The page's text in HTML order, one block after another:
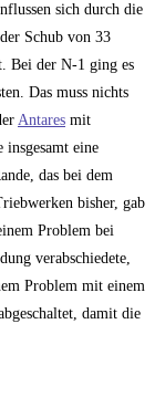
sich durch die
Schub von 33
Bei der N-1 ging es
Das muss nichts
Antares mit
eine
das bei dem
bisher, gab
Problem bei
verabschiedete,
Problem mit einem
damit die